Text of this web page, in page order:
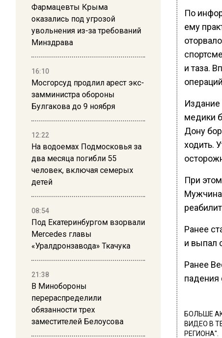
Фармацевты Крыма
оказались под угрозой
увольнения из-за требований
Минздрава
16:10
Мосгорсуд продлил арест экс-
замминистра обороны
Булгакова до 9 ноября
12:22
На водоемах Подмосковья за
два месяца погибли 55
человек, включая семерых
детей
08:54
Под Екатеринбургом взорвали
Mercedes главы
«Уралдронзавода» Ткачука
21:38
В Минобороны
перераспределили
обязанности трех
заместителей Белоусова
По
ему
и таза.
Издание
медики
Дону
ходить.
При
Мужчина
Ранее
и выпал
Ранее
падения
БОЛЬШЕ
ВИДЕО В
РЕГИОНА".